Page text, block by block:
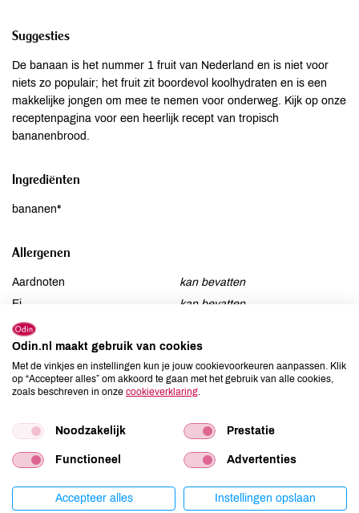
Suggesties
De banaan is het nummer 1 fruit van Nederland en is niet voor
niets zo populair; het fruit zit boordevol koolhydraten en is een
makkelijke jongen om mee te nemen voor onderweg. Kijk op onze
receptenpagina voor een heerlijk recept van tropisch
bananenbrood.
Ingrediënten
bananen*
Allergenen
Aardnoten
kan bevatten
Ei
kan bevatten
Gluten
Lactose
kan bevatten
Lupine
kan bevatten
Mosterd
kan bevatten
Schaaldieren
kan bevatten
Selderij
kan bevatten
kan bevatten
Odin.nl maakt gebruik van cookies
Met de vinkjes en instellingen kun je jouw cookievoorkeuren aanpassen. Klik
op “Accepteer alles” om akkoord te gaan met het gebruik van alle cookies,
zoals beschreven in onze cookieverklaring
Noodzakelijk Prestatie
Functioneel Advertenties
Accepteer alles Instellingen opslaan